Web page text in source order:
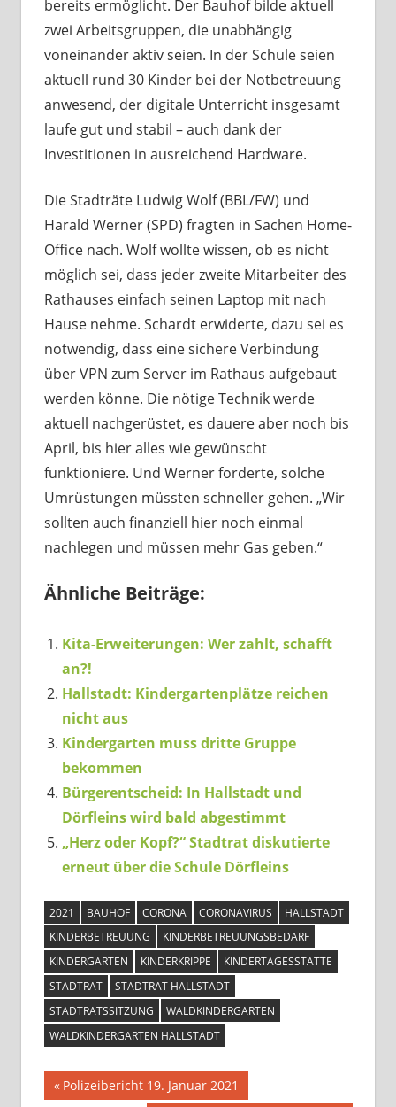
bereits ermöglicht. Der Bauhof bilde aktuell
zwei Arbeitsgruppen, die unabhängig
voneinander aktiv seien. In der Schule seien
aktuell rund 30 Kinder bei der Notbetreuung
anwesend, der digitale Unterricht insgesamt
laufe gut und stabil – auch dank der
Investitionen in ausreichend Hardware.
Die Stadträte Ludwig Wolf (BBL/FW) und
Harald Werner (SPD) fragten in Sachen Home-
Office nach. Wolf wollte wissen, ob es nicht
möglich sei, dass jeder zweite Mitarbeiter des
Rathauses einfach seinen Laptop mit nach
Hause nehme. Schardt erwiderte, dazu sei es
notwendig, dass eine sichere Verbindung
über VPN zum Server im Rathaus aufgebaut
werden könne. Die nötige Technik werde
aktuell nachgerüstet, es dauere aber noch bis
April, bis hier alles wie gewünscht
funktioniere. Und Werner forderte, solche
Umrüstungen müssten schneller gehen. „Wir
sollten auch finanziell hier noch einmal
nachlegen und müssen mehr Gas geben.“
Ähnliche Beiträge:
Kita-Erweiterungen: Wer zahlt, schafft
an?!
Hallstadt: Kindergartenplätze reichen
nicht aus
Kindergarten muss dritte Gruppe
bekommen
Bürgerentscheid: In Hallstadt und
Dörfleins wird bald abgestimmt
„Herz oder Kopf?“ Stadtrat diskutierte
erneut über die Schule Dörfleins
2021 BAUHOF CORONA CORONAVIRUS
HALLSTADT
KINDERBETREUUNG
KINDERBETREUUNGSBEDARF
KINDERGARTEN
KINDERKRIPPE
KINDERTAGESSTÄTTE
STADTRAT
STADTRAT HALLSTADT
STADTRATSSITZUNG
WALDKINDERGARTEN
WALDKINDERGARTEN HALLSTADT
Beitragsnavigation
Vorheriger
Polizeibericht 19. Januar 2021